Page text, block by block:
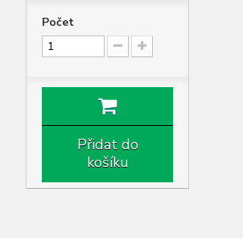
Počet
Přidat do
košíku